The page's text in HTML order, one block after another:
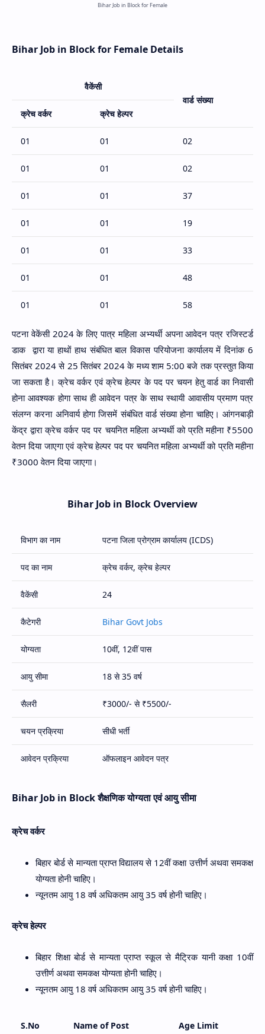
Bihar Job in Block for Female
Bihar Job in Block for Female Details
वैकेंसी
वार्ड संख्या
क्रेच वर्कर
क्रेच हेल्पर
01 01 02
01 01 02
01 01 37
01 01 19
01 01 33
01 01 48
01 01 58
01 01 58
01
01 01 67
01 01 33
01 01 11
पटना वेकेंसी 2024 के लिए पात्र महिला अभ्यर्थी अपना आवेदन पत्र रजिस्टर्ड
डाक द्वारा या हाथों हाथ संबंधित बाल विकास परियोजना कार्यालय में दिनांक 6
सितंबर 2024 से 25 सितंबर 2024 के मध्य शाम 5:00 बजे तक प्रस्तुत किया
जा सकता है। क्रेच वर्कर एवं क्रेच हेल्पर के पद पर चयन हेतु वार्ड का निवासी
होना आवश्यक होगा साथ ही आवेदन पत्र के साथ स्थायी आवासीय प्रमाण पत्र
संलग्न करना अनिवार्य होगा जिसमें संबंधित वार्ड संख्या होना चाहिए। आंगनबाड़ी
केंद्र द्वारा क्रेच वर्कर पद पर चयनित महिला अभ्यर्थी को प्रति महीना ₹5500
वेतन दिया जाएगा एवं क्रेच हेल्पर पद पर चयनित महिला अभ्यर्थी को प्रति महीना
₹3000 वेतन दिया जाएगा।
Bihar Job in Block Overview
विभाग का नाम पटना जिला प्रोग्राम कार्यालय (ICDS)
पद का नाम क्रेच वर्कर, क्रेच हेल्पर
वैकेंसी 24
कैटेगरी Bihar Govt Jobs
योग्यता 10वीं, 12वीं पास
आयु सीमा 18 से 35 वर्ष
सैलरी ₹3000/- से ₹5500/-
चयन प्रक्रिया सीधी भर्ती
आवेदन प्रक्रिया ऑफलाइन आवेदन पत्र
Bihar Job in Block शैक्षणिक योग्यता एवं आयु सीमा
क्रेच वर्कर
बिहार बोर्ड से मान्यता प्राप्त विद्यालय से 12वीं कक्षा उत्तीर्ण अथवा समकक्ष
योग्यता होनी चाहिए।
न्यूनतम आयु 18 वर्ष अधिकतम आयु 35 वर्ष होनी चाहिए।
क्रेच हेल्पर
बिहार शिक्षा बोर्ड से मान्यता प्राप्त स्कूल से मैट्रिक यानी कक्षा 10वीं
उत्तीर्ण अथवा समकक्ष योग्यता होनी चाहिए।
न्यूनतम आयु 18 वर्ष अधिकतम आयु 35 वर्ष होनी चाहिए।
S.No Name of Post Age Limit